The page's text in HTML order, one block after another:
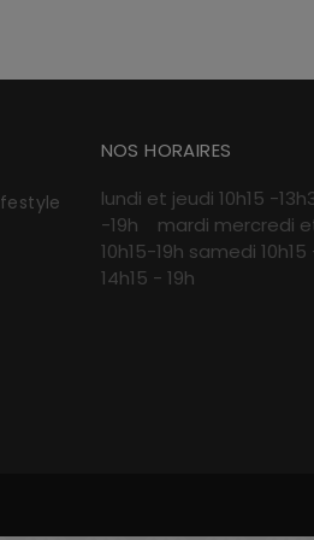
NOS HORAIRES
lundi et jeudi 10h15 -
-19h mardi mercredi
10h15-19h samedi
14h15 - 19h